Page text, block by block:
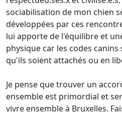
sociabilisation de mon chien
développées par ces
lui apporte de l'équilibre et
physique car les codes
qu'ils soient attachés ou en
Je pense que trouver un
ensemble est primordial et
vivre ensemble à Bruxelles.